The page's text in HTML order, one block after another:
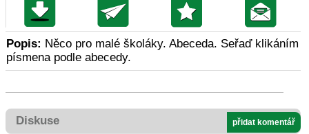
Popis: Něco pro malé školáky. Abeceda. Seřaď klikáním
písmena podle abecedy.
Diskuse přidat komentář